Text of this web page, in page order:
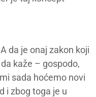
da je onaj zakon koji
kaže – gospodo,
sada hoćemo novi
i zbog toga je u